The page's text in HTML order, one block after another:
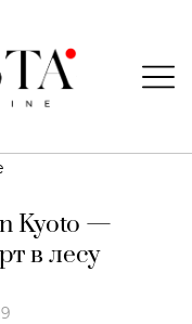
Kyoto —
в лесу